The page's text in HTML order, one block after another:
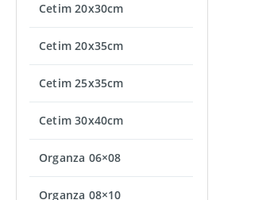
Cetim 20x30cm
Cetim 20x35cm
Cetim 25x35cm
Cetim 30x40cm
Organza 06×08
Organza 08×10